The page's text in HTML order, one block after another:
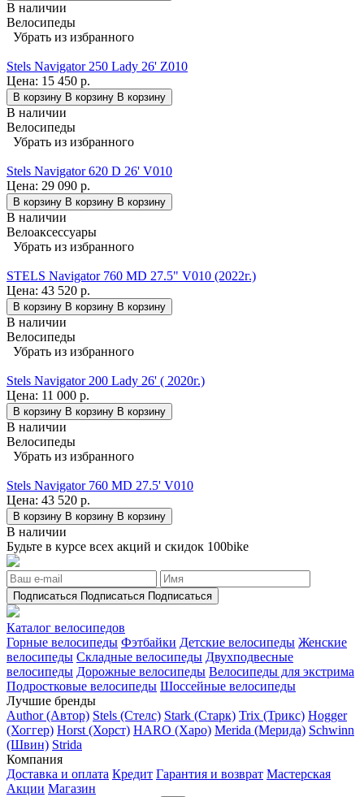
В наличии
Велосипеды
Убрать из избранного
Stels Navigator 250 Lady 26' Z010
Цена: 15 450 р.
В корзину В корзину В корзину
В наличии
Велосипеды
Убрать из избранного
Stels Navigator 620 D 26' V010
Цена: 29 090 р.
В корзину В корзину В корзину
В наличии
Велоаксессуары
Убрать из избранного
STELS Navigator 760 MD 27.5" V010 (2022г.)
Цена: 43 520 р.
В корзину В корзину В корзину
В наличии
Велосипеды
Убрать из избранного
Stels Navigator 200 Lady 26' ( 2020г.)
Цена: 11 000 р.
В корзину В корзину В корзину
В наличии
Велосипеды
Убрать из избранного
Stels Navigator 760 MD 27.5' V010
Цена: 43 520 р.
В корзину В корзину В корзину
В наличии
Будьте в курсе всех акций и скидок 100bike
Подписаться Подписаться Подписаться
Каталог велосипедов
Горные велосипеды Фэтбайки Детские велосипеды Женские
велосипеды Складные велосипеды Двухподвесные
велосипеды Дорожные велосипеды Велосипеды для экстрима
Подростковые велосипеды Шоссейные велосипеды
Лучшие бренды
Author (Автор) Stels (Стелс) Stark (Старк) Trix (Трикс) Hogger
(Хоггер) Horst (Хорст) HARO (Харо) Merida (Мерида) Schwinn
(Швин) Strida
Компания
Доставка и оплата Кредит Гарантия и возврат Мастерская
Акции Магазин